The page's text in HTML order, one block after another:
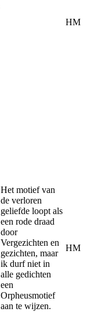
HM
Het motief van
de verloren
geliefde loopt als
een rode draad
door
Vergezichten en
gezichten, maar
ik durf niet in
alle gedichten
een
Orpheusmotief
aan te wijzen.
HM